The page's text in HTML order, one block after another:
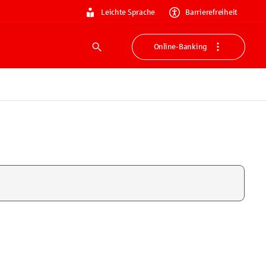
Leichte Sprache Barrierefreiheit
Suche
Online-Banking